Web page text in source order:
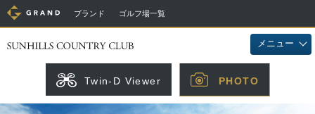
ブランド ゴルフ場一覧
メニュー
Twin-D Viewer PHOTO